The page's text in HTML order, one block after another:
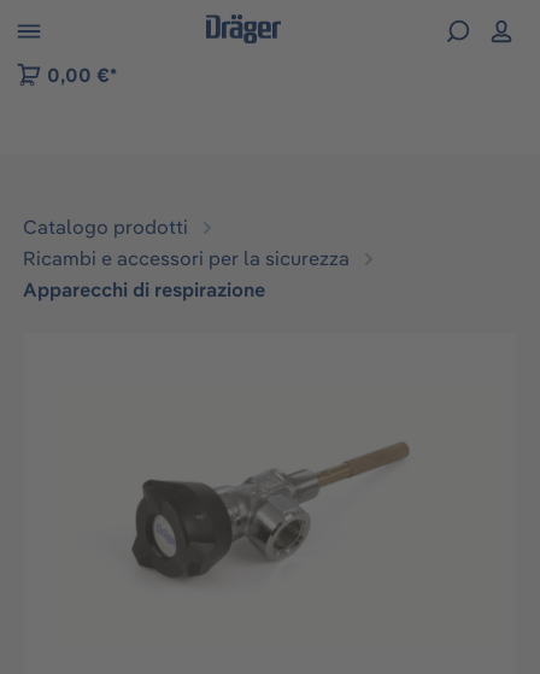
Skip to B2B platform navigation
0,00 €*
Catalogo prodotti
Ricambi e accessori per la sicurezza
Apparecchi di respirazione